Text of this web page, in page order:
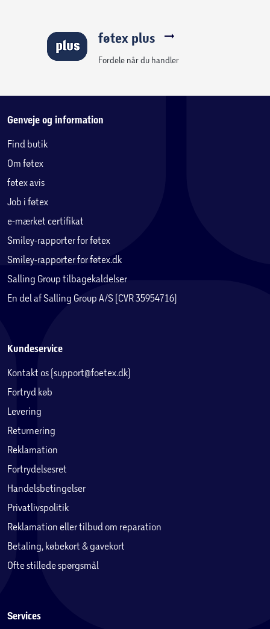
føtex plus
Fordele når du handler
Genveje og information
Find butik
Om føtex
føtex avis
Job i føtex
e-mærket certifikat
Smiley-rapporter for føtex
Smiley-rapporter for føtex.dk
Salling Group tilbagekaldelser
En del af Salling Group A/S (CVR 35954716)
Kundeservice
Kontakt os (support@foetex.dk)
Fortryd køb
Levering
Returnering
Reklamation
Fortrydelsesret
Handelsbetingelser
Privatlivspolitik
Reklamation eller tilbud om reparation
Betaling, købekort & gavekort
Ofte stillede spørgsmål
Services